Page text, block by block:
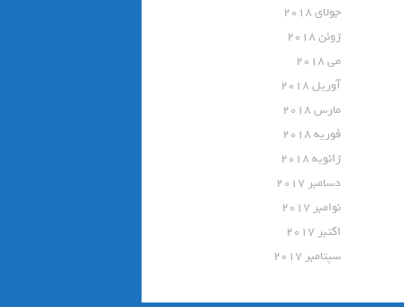
جولای 2018
ژوئن 2018
می 2018
آوریل 2018
مارس 2018
فوریه 2018
ژانویه 2018
دسامبر 2017
نوامبر 2017
اکتبر 2017
سپتامبر 2017